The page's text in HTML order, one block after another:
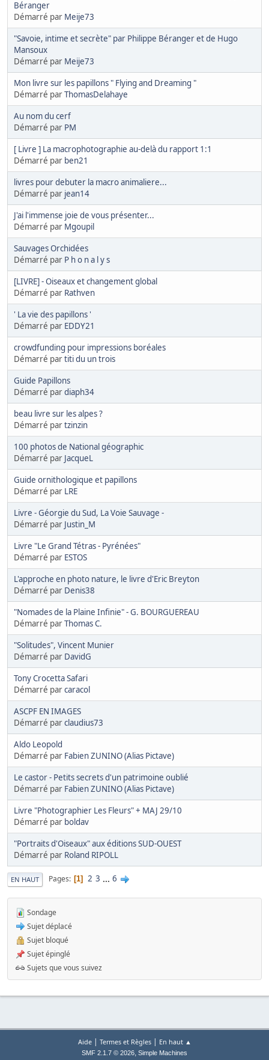
Béranger
Démarré par Meije73
"Savoie, intime et secrète" par Philippe Béranger et de Hugo
Mansoux
Démarré par Meije73
Mon livre sur les papillons " Flying and Dreaming "
Démarré parThomasDelahaye
Au nom du cerf
Démarré par PM
[ Livre ] La macrophotographie au-delà du rapport 1:1
Démarré par ben21
livres pour debuter la macro animaliere...
Démarré par jean14
J'ai l'immense joie de vous présenter...
Démarré par Mgoupil
Sauvages Orchidées
Démarré par P h o n a l y s
[LIVRE] - Oiseaux et changement global
Démarré par Rathven
' La vie des papillons '
Démarré par EDDY21
crowdfunding pour impressions boréales
Démarré partiti du un trois
Guide Papillons
Démarré pardiaph34
beau livre sur les alpes ?
Démarré partzinzin
100 photos de National géographic
Démarré par JacqueL
Guide ornithologique et papillons
Démarré par LRE
Livre - Géorgie du Sud, La Voie Sauvage -
Démarré par Justin_M
Livre "Le Grand Tétras - Pyrénées"
Démarré par ESTOS
L'approche en photo nature, le livre d'Eric Breyton
Démarré par Denis38
"Nomades de la Plaine Infinie" - G. BOURGUEREAU
Démarré parThomas C.
"Solitudes", Vincent Munier
Démarré par DavidG
Tony Crocetta Safari
Démarré parcaracol
ASCPF EN IMAGES
Démarré parclaudius73
Aldo Leopold
Démarré par Fabien ZUNINO (Alias Pictave)
Le castor - Petits secrets d'un patrimoine oublié
Démarré par Fabien ZUNINO (Alias Pictave)
Livre "Photographier Les Fleurs" + MAJ 29/10
Démarré par boldav
"Portraits d'Oiseaux" aux éditions SUD-OUEST
Démarré par Roland RIPOLL
EN HAUT Pages 1 2 3 ... 6
Sondage
Sujet déplacé
Sujet bloqué
Sujet épinglé
Sujets que vous suivez
Aide| Termes et Règles| En haut ▲
SMF 2.1.7 © 2026, Simple Machines